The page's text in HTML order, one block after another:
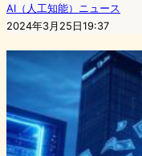
AI（人工知能）ニュース
2024年3月25日19:37